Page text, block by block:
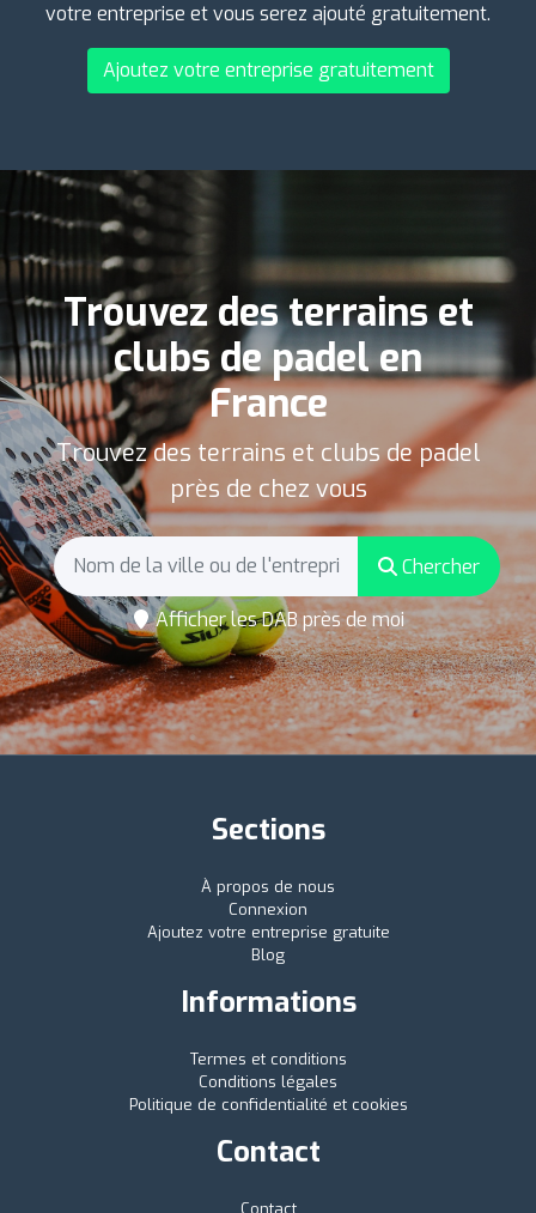
votre entreprise et vous serez ajouté gratuitement.
Ajoutez votre entreprise gratuitement
Trouvez des terrains et
clubs de padel en
France
Trouvez des terrains et clubs de padel
près de chez vous
Chercher
Afficher les DAB près de moi
Sections
À propos de nous
Connexion
Ajoutez votre entreprise gratuite
Blog
Informations
Termes et conditions
Conditions légales
Politique de confidentialité et cookies
Contact